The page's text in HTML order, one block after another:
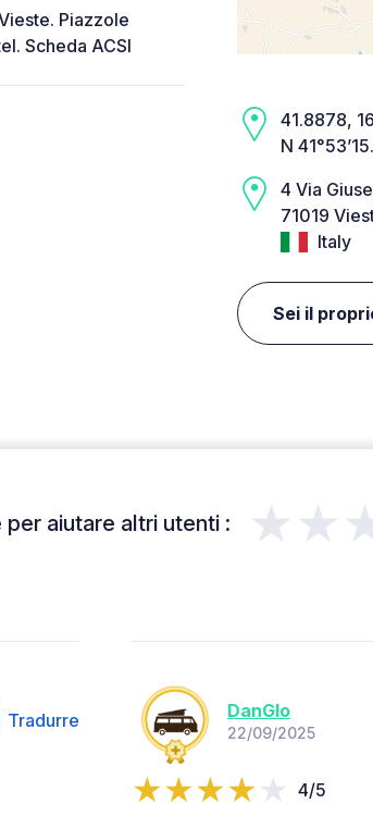
Piazzole
Scheda ACSI
41.8878,
N
4 Via
71019
Italy
Sei il
aiutare altri utenti :
Tradurre DanGlo
22/09/2025
4/5